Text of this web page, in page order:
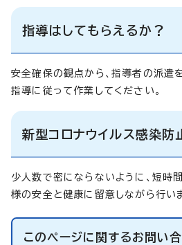
指導はしてもらえるか？
安全確保の観点から、指導者の派遣
指導に従って作業してください。
新型コロナウイルス感染防
少人数で密にならないように、短時
様の安全と健康に留意しながら行いま
このページに関するお問い